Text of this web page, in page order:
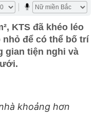
KTS đã khéo léo
nhỏ để có thể bố trí
gian tiện nghi và
khoảng hơn